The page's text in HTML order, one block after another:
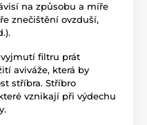
na způsobu a míře
znečištění ovzduší,
vyjmutí filtru prát
aviváže, která by
stříbra. Stříbro
vznikají při výdechu